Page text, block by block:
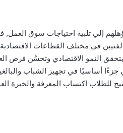
إلي تلبية احتياجات سوق
في مختلف القطاعات
النمو الاقتصادي وتحسُن فرص
جزءًا أساسيًا في تجهيز الشباب
يتيح للطلاب اكتساب المعرفة